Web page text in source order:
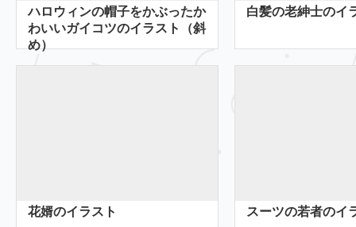
ハロウィンの帽子をかぶったか
わいいガイコツのイラスト（斜
め）
白髪の老紳士のイ
花婿のイラスト スーツの若者のイ